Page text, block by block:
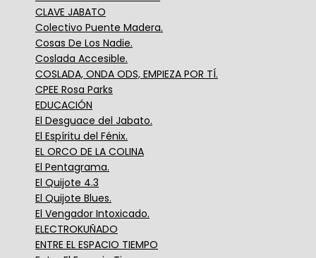
CLAVE JABATO
Colectivo Puente Madera.
Cosas De Los Nadie.
Coslada Accesible.
COSLADA, ONDA ODS, EMPIEZA POR TÍ.
CPEE Rosa Parks
EDUCACIÓN
El Desguace del Jabato.
El Espíritu del Fénix.
EL ORCO DE LA COLINA
El Pentagrama.
El Quijote 4.3
El Quijote Blues.
El Vengador Intoxicado.
ELECTROKUÑADO
ENTRE EL ESPACIO TIEMPO